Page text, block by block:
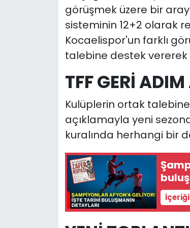
görüşmek üzere bir
sisteminin 12+2 olarak
Kocaelispor'un farklı
talebine destek vererek
TFF GERİ
Kulüplerin ortak
açıklamayla yeni
kuralında herhangi bir